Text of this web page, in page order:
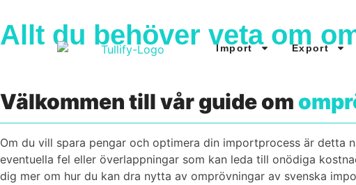
Import Export
Allt du behöver veta om
Välkommen till vår guide om
Om du vill spara pengar och optimera din importprocess är
eventuella fel eller överlappningar som kan leda till onödiga
dig mer om hur du kan dra nytta av omprövningar av svenska